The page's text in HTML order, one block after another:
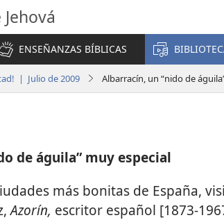
ENSEÑANZAS BÍBLICAS
| Julio de 2009 Albarracín, un “nido de
de águila” muy especial
más bonitas de España,
Azorín, escritor español [1873-